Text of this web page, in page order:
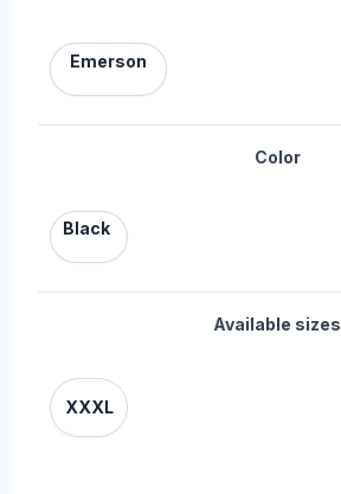
Emerson
Color
Black
Available sizes
XXXL